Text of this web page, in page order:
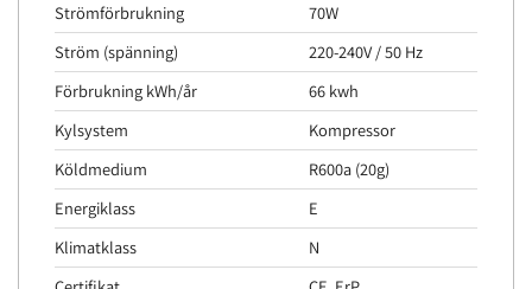
Strömförbrukning
70W
Ström (spänning)
220-240V / 50 Hz
Förbrukning kWh/år
66 kwh
Kylsystem
Kompressor
Köldmedium
R600a (20g)
Energiklass
E
Klimatklass
N